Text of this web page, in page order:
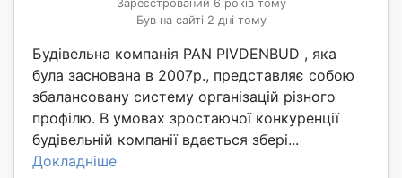
Зареєстрований 6 років тому
Був на сайті 2 дні тому
Будівельна компанія PAN PIVDENBUD , яка
була заснована в 2007р., представляє собою
збалансовану систему організацій різного
профілю. В умовах зростаючої конкуренції
будівельній компанії вдається збері...
Докладніше